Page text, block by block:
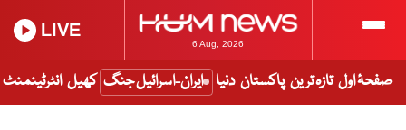
6 Aug, 2026
LIVE
صفحۂ اول تازہ ترین پاکستان دنیا ایران-اسرائیل جنگ کھیل انٹرٹینمنٹ